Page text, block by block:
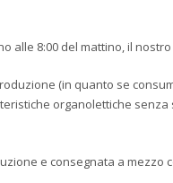
alle 8:00 del mattino, il
(in quanto se
organolettiche
e consegnata a mezzo